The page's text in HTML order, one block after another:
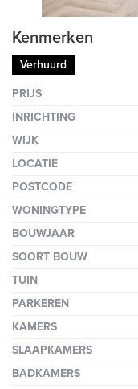
Kenmerken
Verhuurd
PRIJS
INRICHTING
WIJK
LOCATIE
POSTCODE
WONINGTYPE
BOUWJAAR
SOORT BOUW
TUIN
PARKEREN
KAMERS
SLAAPKAMERS
BADKAMERS